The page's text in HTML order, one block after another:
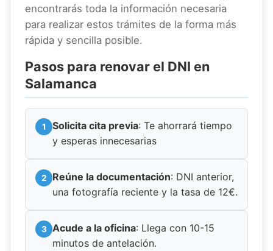
encontrarás toda la información necesaria
para realizar estos trámites de la forma más
rápida y sencilla posible.
Pasos para renovar el DNI en
Salamanca
Solicita cita previa: Te ahorrará tiempo
y esperas innecesarias
Reúne la documentación: DNI anterior,
una fotografía reciente y la tasa de 12€.
Acude a la oficina: Llega con 10-15
minutos de antelación.